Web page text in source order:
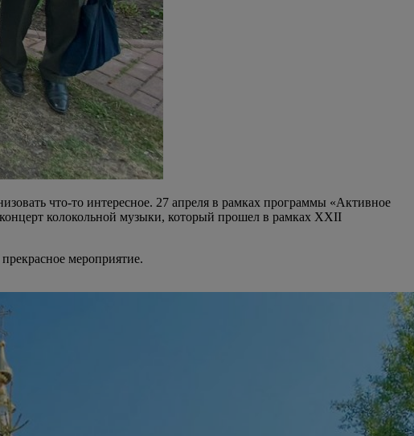
что-то интересное. 27 апреля в рамках программы «Активное
колокольной музыки, который прошел в рамках XXII
мероприятие.